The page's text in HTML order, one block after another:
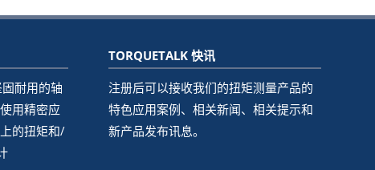
耐用的轴
用精密应
的扭矩和/
TORQUETALK 快讯
注册后可以接收我们的扭矩测量产品的
特色应用案例、相关新闻、相关提示和
新产品发布讯息。